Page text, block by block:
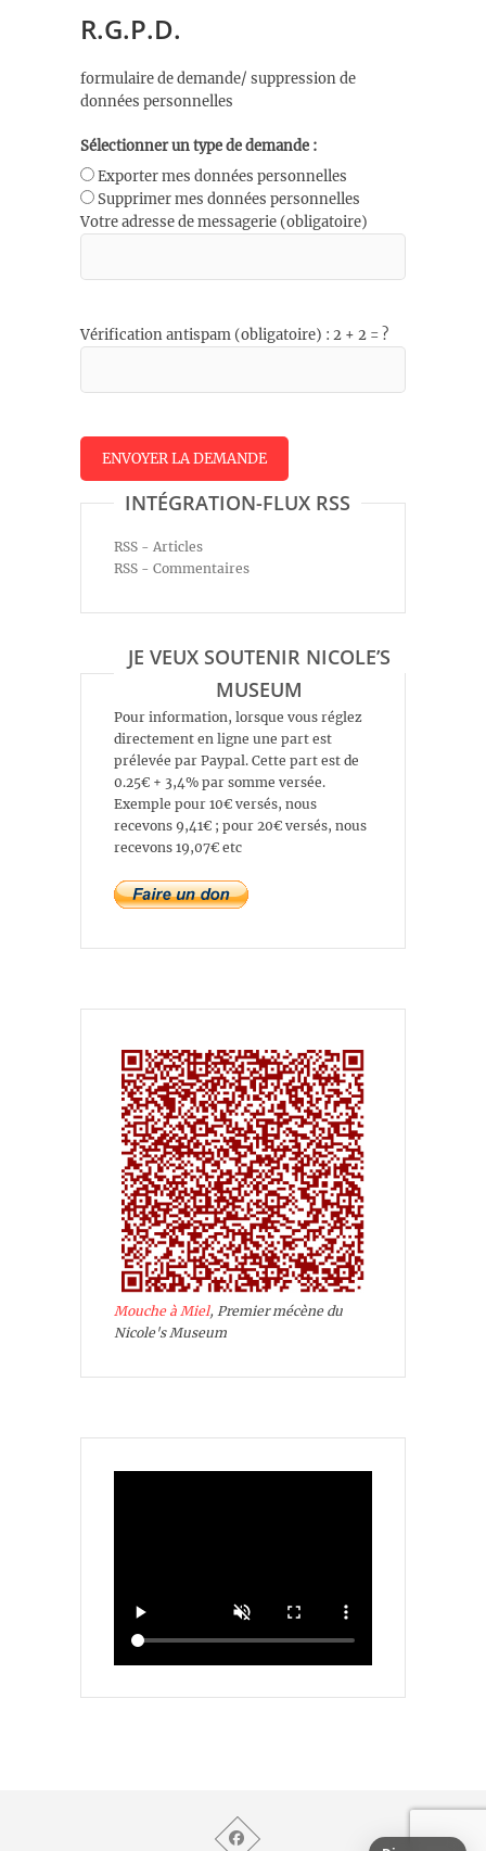
R.G.P.D.
formulaire de demande/ suppression de
données personnelles
Sélectionner un type de demande :
Exporter mes données personnelles
Supprimer mes données personnelles
Votre adresse de messagerie (obligatoire)
Vérification antispam (obligatoire) : 2 + 2 = ?
INTÉGRATION-FLUX RSS
RSS - Articles
RSS - Commentaires
JE VEUX SOUTENIR NICOLE’S
MUSEUM
Pour information, lorsque vous réglez
directement en ligne une part est
prélevée par Paypal. Cette part est de
0.25€ + 3,4% par somme versée.
Exemple pour 10€ versés, nous
recevons 9,41€ ; pour 20€ versés, nous
recevons 19,07€ etc
Mouche à Miel, Premier mécène du
Nicole's Museum